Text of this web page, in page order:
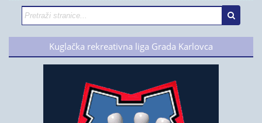
Kuglačka rekreativna liga Grada Karlovca